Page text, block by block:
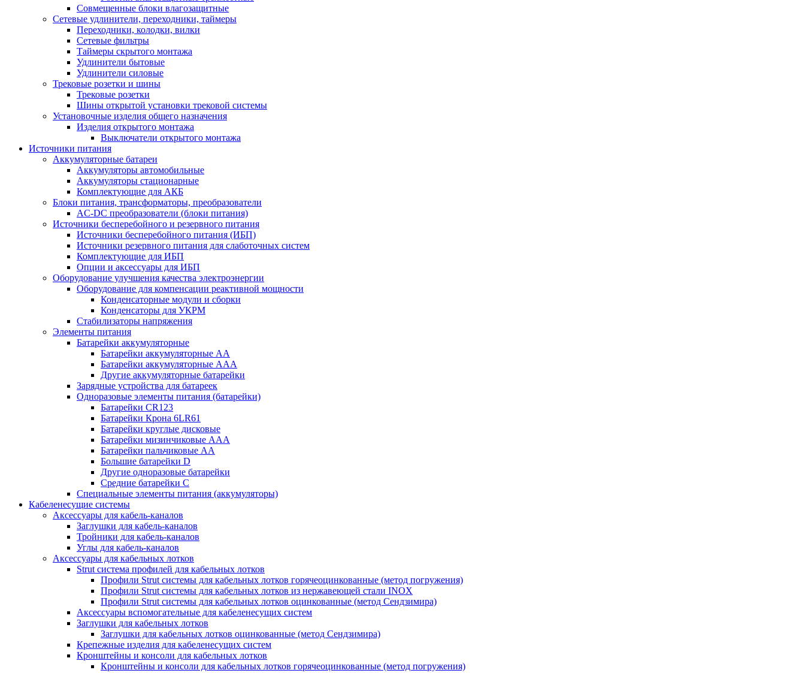
Совмещенные блоки влагозащитные
Сетевые удлинители, переходники, таймеры
Переходники, колодки, вилки
Сетевые фильтры
Таймеры скрытого монтажа
Удлинители бытовые
Удлинители силовые
Трековые розетки и шины
Трековые розетки
Шины открытой установки трековой системы
Установочные изделия общего назначения
Изделия открытого монтажа
Выключатели открытого монтажа
Источники питания
Аккумуляторные батареи
Аккумуляторы автомобильные
Аккумуляторы стационарные
Комплектующие для АКБ
Блоки питания, трансформаторы, преобразователи
AC-DC преобразователи (блоки питания)
Источники бесперебойного и резервного питания
Источники бесперебойного питания (ИБП)
Источники резервного питания для слаботочных систем
Комплектующие для ИБП
Опции и аксессуары для ИБП
Оборудование улучшения качества электроэнергии
Оборудование для компенсации реактивной мощности
Конденсаторные модули и сборки
Конденсаторы для УКРМ
Стабилизаторы напряжения
Элементы питания
Батарейки аккумуляторные
Батарейки аккумуляторные АА
Батарейки аккумуляторные ААА
Другие аккумуляторные батарейки
Зарядные устройства для батареек
Одноразовые элементы питания (батарейки)
Батарейки CR123
Батарейки Крона 6LR61
Батарейки круглые дисковые
Батарейки мизинчиковые ААА
Батарейки пальчиковые АА
Большие батарейки D
Другие одноразовые батарейки
Средние батарейки C
Специальные элементы питания (аккумуляторы)
Кабеленесущие системы
Аксессуары для кабель-каналов
Заглушки для кабель-каналов
Тройники для кабель-каналов
Углы для кабель-каналов
Аксессуары для кабельных лотков
Strut система профилей для кабельных лотков
Профили Strut системы для кабельных лотков горячеоцинкованные (метод погружения)
Профили Strut системы для кабельных лотков из нержавеющей стали INOX
Профили Strut системы для кабельных лотков оцинкованные (метод Сендзимира)
Аксессуары вспомогательные для кабеленесущих систем
Заглушки для кабельных лотков
Заглушки для кабельных лотков оцинкованные (метод Сендзимира)
Крепежные изделия для кабеленесущих систем
Кронштейны и консоли для кабельных лотков
Кронштейны и консоли для кабельных лотков горячеоцинкованные (метод погружения)